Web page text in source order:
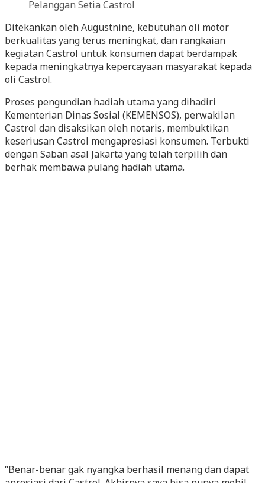
Ditekankan oleh Augustnine, kebutuhan oli motor
berkualitas yang terus meningkat, dan rangkaian
kegiatan Castrol untuk konsumen dapat berdampak
kepada meningkatnya kepercayaan masyarakat kepada
oli Castrol.
Proses pengundian hadiah utama yang dihadiri
Kementerian Dinas Sosial (KEMENSOS), perwakilan
Castrol dan disaksikan oleh notaris, membuktikan
keseriusan Castrol mengapresiasi konsumen. Terbukti
dengan Saban asal Jakarta yang telah terpilih dan
berhak membawa pulang hadiah utama.
“Benar-benar gak nyangka berhasil menang dan dapat